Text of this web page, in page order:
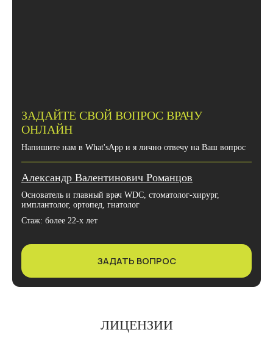
ЗАДАЙТЕ СВОЙ ВОПРОС ВРАЧУ
ОНЛАЙН
Напишите нам в What'sApp и я лично отвечу на Ваш вопрос
Александр Валентинович Романцов
Основатель и главный врач WDC, стоматолог-хирург,
имплантолог, ортопед, гнатолог
Стаж: более 22-х лет
ЗАДАТЬ ВОПРОС
ЛИЦЕНЗИИ